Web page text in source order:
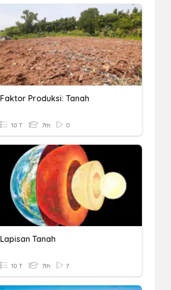
Faktor Produksi: Tanah
10 T 7th 0
Lapisan Tanah
10 T 7th 7